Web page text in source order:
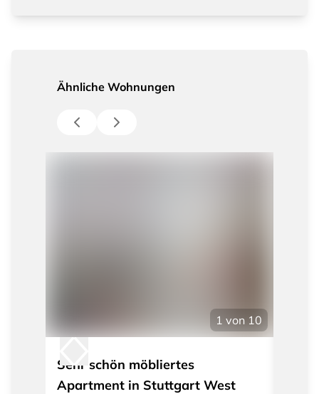
Ähnliche Wohnungen
1 von 10
Sehr schön möbliertes
Apartment in Stuttgart West